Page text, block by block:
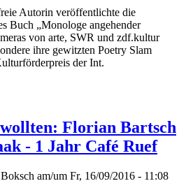
Autorin veröffentlichte die
Buch „Monologe angehender
von arte, SWR und zdf.kultur
ihre gewitzten Poetry Slam
der Int.
Florian Bartsch
- 1 Jahr Café Ruef
am/um Fr, 16/09/2016 - 11:08